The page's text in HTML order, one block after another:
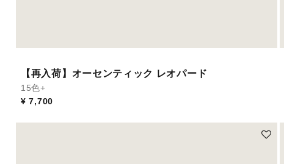
【再入荷】オーセンティック レオパード
15色+
¥ 7,700